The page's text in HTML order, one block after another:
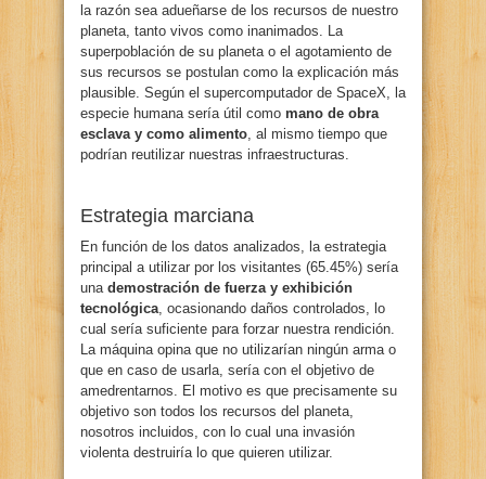
la razón sea adueñarse de los recursos de nuestro
planeta, tanto vivos como inanimados. La
superpoblación de su planeta o el agotamiento de
sus recursos se postulan como la explicación más
plausible. Según el supercomputador de SpaceX, la
especie humana sería útil como mano de obra
esclava y como alimento , al mismo tiempo que
podrían reutilizar nuestras infraestructuras.
Estrategia marciana
En función de los datos analizados, la estrategia
principal a utilizar por los visitantes (65.45%) sería
una demostración de fuerza y exhibición
tecnológica , ocasionando daños controlados, lo
cual sería suficiente para forzar nuestra rendición.
La máquina opina que no utilizarían ningún arma o
que en caso de usarla, sería con el objetivo de
amedrentarnos. El motivo es que precisamente su
objetivo son todos los recursos del planeta,
nosotros incluidos, con lo cual una invasión
violenta destruiría lo que quieren utilizar.